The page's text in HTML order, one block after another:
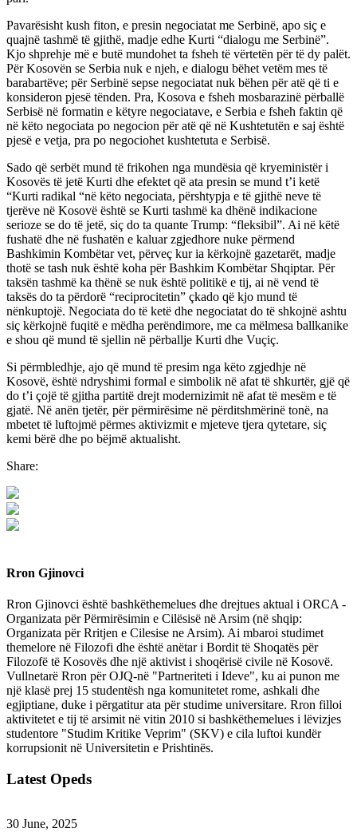
Pavarësisht kush fiton, e presin negociatat me Serbinë, apo siç e
quajnë tashmë të gjithë, madje edhe Kurti “dialogu me Serbinë”.
Kjo shprehje më e butë mundohet ta fsheh të vërtetën për të dy palët.
Për Kosovën se Serbia nuk e njeh, e dialogu bëhet vetëm mes të
barabartëve; për Serbinë sepse negociatat nuk bëhen për atë që ti e
konsideron pjesë tënden. Pra, Kosova e fsheh mosbarazinë përballë
Serbisë në formatin e këtyre negociatave, e Serbia e fsheh faktin që
në këto negociata po negocion për atë që në Kushtetutën e saj është
pjesë e vetja, pra po negociohet kushtetuta e Serbisë.
Sado që serbët mund të frikohen nga mundësia që kryeministër i
Kosovës të jetë Kurti dhe efektet që ata presin se mund t’i ketë
“Kurti radikal “në këto negociata, përshtypja e të gjithë neve të
tjerëve në Kosovë është se Kurti tashmë ka dhënë indikacione
serioze se do të jetë, siç do ta quante Trump: “fleksibil”. Ai në këtë
fushatë dhe në fushatën e kaluar zgjedhore nuke përmend
Bashkimin Kombëtar vet, përveç kur ia kërkojnë gazetarët, madje
thotë se tash nuk është koha për Bashkim Kombëtar Shqiptar. Për
taksën tashmë ka thënë se nuk është politikë e tij, ai në vend të
taksës do ta përdorë “reciprocitetin” çkado që kjo mund të
nënkuptojë. Negociata do të ketë dhe negociatat do të shkojnë ashtu
siç kërkojnë fuqitë e mëdha perëndimore, me ca mëlmesa ballkanike
e shou që mund të sjellin në përballje Kurti dhe Vuçiç.
Si përmbledhje, ajo që mund të presim nga këto zgjedhje në
Kosovë, është ndryshimi formal e simbolik në afat të shkurtër, gjë që
do t’i çojë të gjitha partitë drejt modernizimit në afat të mesëm e të
gjatë. Në anën tjetër, për përmirësime në përditshmërinë tonë, na
mbetet të luftojmë përmes aktivizmit e mjeteve tjera qytetare, siç
kemi bërë dhe po bëjmë aktualisht.
Share:
Rron Gjinovci
Rron Gjinovci është bashkëthemelues dhe drejtues aktual i ORCA -
Organizata për Përmirësimin e Cilësisë në Arsim (në shqip:
Organizata për Rritjen e Cilesise ne Arsim). Ai mbaroi studimet
themelore në Filozofi dhe është anëtar i Bordit të Shoqatës për
Filozofë të Kosovës dhe një aktivist i shoqërisë civile në Kosovë.
Vullnetarë Rron për OJQ-në "Partneriteti i Ideve", ku ai punon me
një klasë prej 15 studentësh nga komunitetet rome, ashkali dhe
egjiptiane, duke i përgatitur ata për studime universitare. Rron filloi
aktivitetet e tij të arsimit në vitin 2010 si bashkëthemelues i lëvizjes
studentore "Studim Kritike Veprim" (SKV) e cila luftoi kundër
korrupsionit në Universitetin e Prishtinës.
Latest Opeds
30 June, 2025